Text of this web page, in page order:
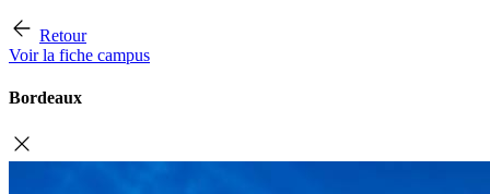
Retour
Voir la fiche campus
Bordeaux